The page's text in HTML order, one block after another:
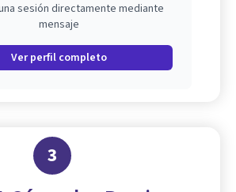
sesión directamente mediante
mensaje
Ver perfil completo
3